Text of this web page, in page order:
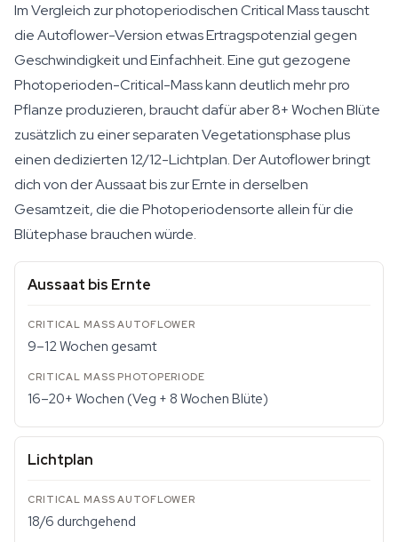
Im Vergleich zur photoperiodischen Critical Mass tauscht
die Autoflower-Version etwas Ertragspotenzial gegen
Geschwindigkeit und Einfachheit. Eine gut gezogene
Photoperioden-Critical-Mass kann deutlich mehr pro
Pflanze produzieren, braucht dafür aber 8+ Wochen Blüte
zusätzlich zu einer separaten Vegetationsphase plus
einen dedizierten 12/12-Lichtplan. Der Autoflower bringt
dich von der Aussaat bis zur Ernte in derselben
Gesamtzeit, die die Photoperiodensorte allein für die
Blütephase brauchen würde.
Aussaat bis Ernte
9–12 Wochen gesamt
16–20+ Wochen (Veg + 8 Wochen Blüte)
Lichtplan
18/6 durchgehend